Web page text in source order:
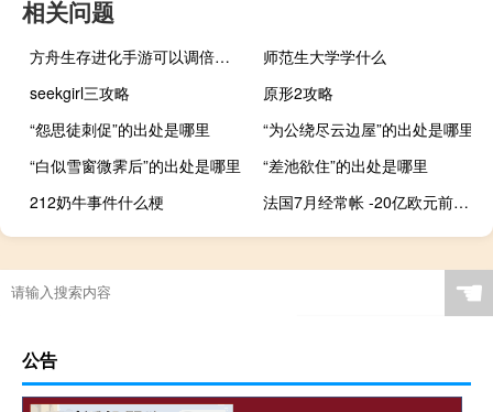
相关问题
方舟生存进化手游可以调倍率吗
师范生大学学什么
seekgirl三攻略
原形2攻略
“怨思徒刺促”的出处是哪里
“为公绕尽云边屋”的出处是哪里
“白似雪窗微霁后”的出处是哪里
“差池欲住”的出处是哪里
212奶牛事件什么梗
法国7月经常帐 -20亿欧元前值8亿欧元
☚
公告